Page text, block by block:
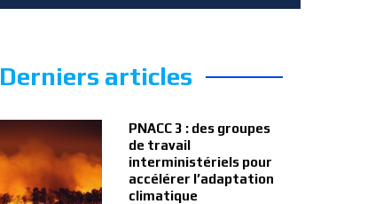
Derniers articles
PNACC 3 : des groupes
de travail
interministériels pour
accélérer l’adaptation
climatique